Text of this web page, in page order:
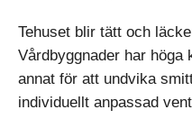
Tehuset blir tätt och
Vårdbyggnader har
annat för att undvika
individuellt anpassad